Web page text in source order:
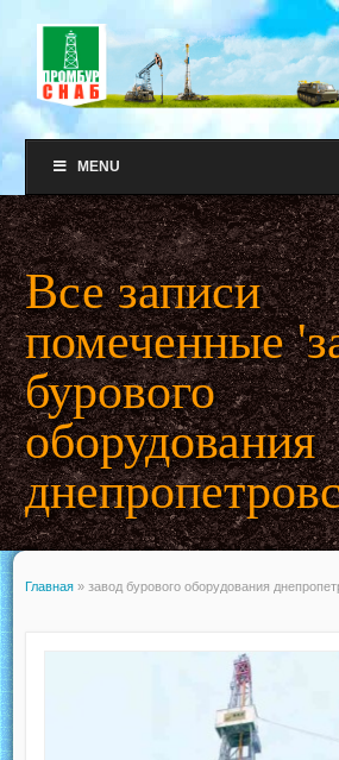
MENU
Все записи
помеченные
бурового
оборудования
Главная » завод бурового оборудования